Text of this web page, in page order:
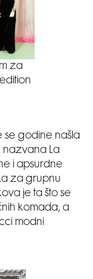
za
se godine našla
nazvana La
i apsurdne
za grupnu
je ta što se
komada, a
modni